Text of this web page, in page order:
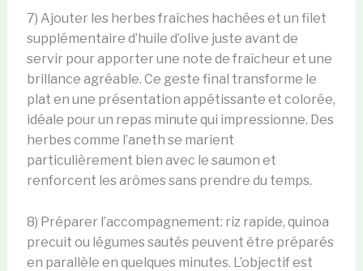
7) Ajouter les herbes fraîches hachées et un filet
supplémentaire d’huile d’olive juste avant de
servir pour apporter une note de fraîcheur et une
brillance agréable. Ce geste final transforme le
plat en une présentation appétissante et colorée,
idéale pour un repas minute qui impressionne. Des
herbes comme l’aneth se marient
particulièrement bien avec le saumon et
renforcent les arômes sans prendre du temps.
8) Préparer l’accompagnement: riz rapide, quinoa
precuit ou légumes sautés peuvent être préparés
en parallèle en quelques minutes. L’objectif est